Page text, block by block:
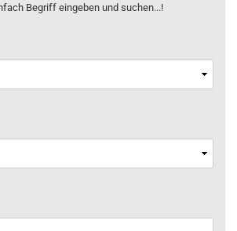
Begriff eingeben und suchen...!